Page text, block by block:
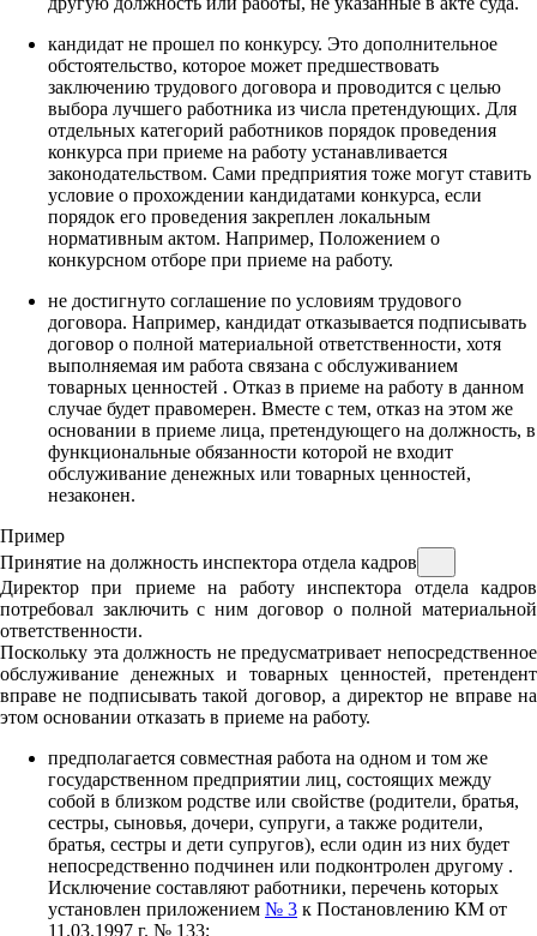
кандидат не прошел по конкурсу. Это дополнительное
обстоятельство, которое может предшествовать
заключению трудового договора и проводится с целью
выбора лучшего работника из числа претендующих. Для
отдельных категорий работников порядок проведения
конкурса при приеме на работу устанавливается
законодательством. Сами предприятия тоже могут ставить
условие о прохождении кандидатами конкурса, если
порядок его проведения закреплен локальным
нормативным актом. Например, Положением о
конкурсном отборе при приеме на работу.
не достигнуто соглашение по условиям трудового
договора. Например, кандидат отказывается подписывать
договор о полной материальной ответственности, хотя
выполняемая им работа связана с обслуживанием
товарных ценностей . Отказ в приеме на работу в данном
случае будет правомерен. Вместе с тем, отказ на этом же
основании в приеме лица, претендующего на должность, в
функциональные обязанности которой не входит
обслуживание денежных или товарных ценностей,
незаконен.
Пример
Принятие на должность инспектора отдела кадров
Директор при приеме на работу инспектора отдела кадров
потребовал заключить с ним договор о полной материальной
ответственности.
Поскольку эта должность не предусматривает непосредственное
обслуживание денежных и товарных ценностей, претендент
вправе не подписывать такой договор, а директор не вправе на
этом основании отказать в приеме на работу.
предполагается совместная работа на одном и том же
государственном предприятии лиц, состоящих между
собой в близком родстве или свойстве (родители, братья,
сестры, сыновья, дочери, супруги, а также родители,
братья, сестры и дети супругов), если один из них будет
непосредственно подчинен или подконтролен другому .
Исключение составляют работники, перечень которых
установлен приложением № 3 к Постановлению КМ от
11.03.1997 г. № 133;